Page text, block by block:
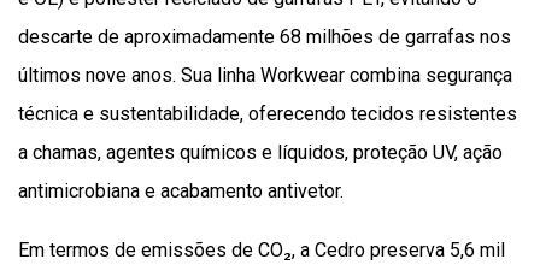
descarte de aproximadamente 68 milhões de garrafas nos
últimos nove anos. Sua linha Workwear combina segurança
técnica e sustentabilidade, oferecendo tecidos resistentes
a chamas, agentes químicos e líquidos, proteção UV, ação
antimicrobiana e acabamento antivetor.
Em termos de emissões de CO₂, a Cedro preserva 5,6 mil